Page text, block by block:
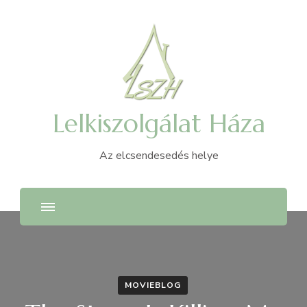
Lelkiszolgálat Háza
Az elcsendesedés helye
MOVIEBLOG